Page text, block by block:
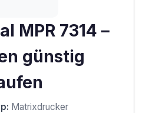
MPR 7314 –
günstig
Matrixdrucker